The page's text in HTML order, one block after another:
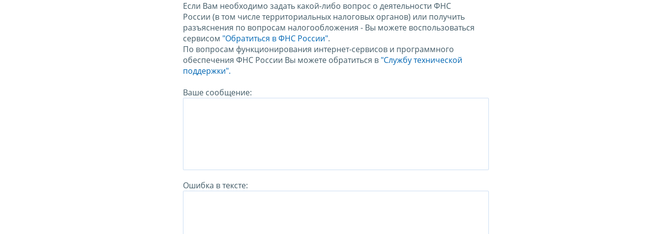
Если Вам необходимо задать какой-либо вопрос о деятельности ФНС
России (в том числе территориальных налоговых органов) или получить
разъяснения по вопросам налогообложения - Вы можете воспользоваться
сервисом "Обратиться в ФНС России".
По вопросам функционирования интернет-сервисов и программного
обеспечения ФНС России Вы можете обратиться в "Службу технической
поддержки".
Ваше сообщение:
Ошибка в тексте: